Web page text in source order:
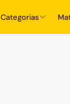
Categorias